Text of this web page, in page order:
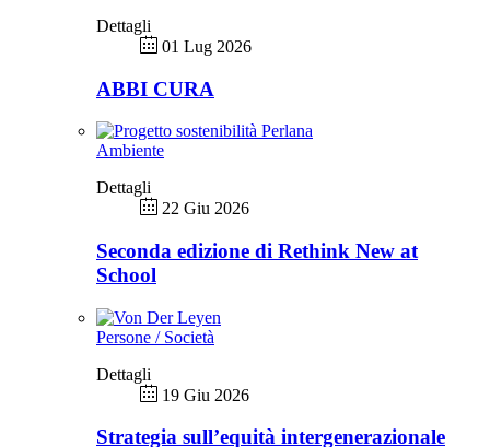
Dettagli
01 Lug 2026
ABBI CURA
Ambiente
Dettagli
22 Giu 2026
Seconda edizione di Rethink New at
School
Persone / Società
Dettagli
19 Giu 2026
Strategia sull’equità intergenerazionale